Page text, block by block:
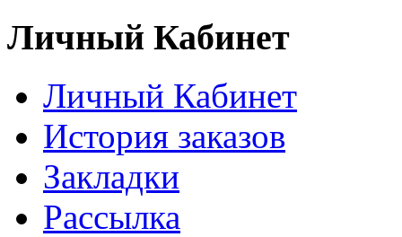
Личный Кабинет
Личный Кабинет
История заказов
Закладки
Рассылка